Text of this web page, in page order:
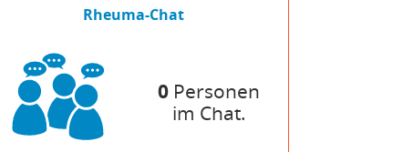
Rheuma-Chat
0 Personen
im Chat.